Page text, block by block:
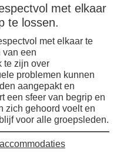
met elkaar
te lossen.
met elkaar te
van een
te zijn over
problemen kunnen
aangepakt en
een sfeer van begrip en
zich gehoord voelt en
voor alle groepsleden.